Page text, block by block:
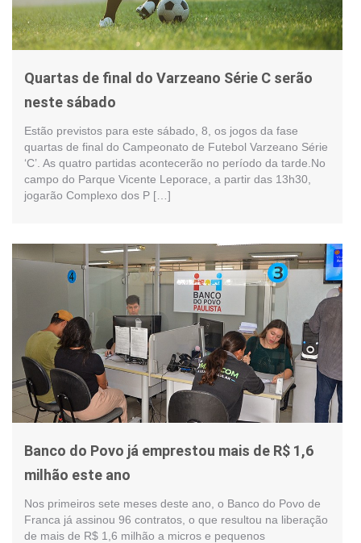
Quartas de final do Varzeano Série C serão
neste sábado
Estão previstos para este sábado, 8, os jogos da fase
quartas de final do Campeonato de Futebol Varzeano Série
‘C’. As quatro partidas acontecerão no período da tarde.No
campo do Parque Vicente Leporace, a partir das 13h30,
jogarão Complexo dos P […]
Banco do Povo já emprestou mais de R$ 1,6
milhão este ano
Nos primeiros sete meses deste ano, o Banco do Povo de
Franca já assinou 96 contratos, o que resultou na liberação
de mais de R$ 1,6 milhão a micros e pequenos